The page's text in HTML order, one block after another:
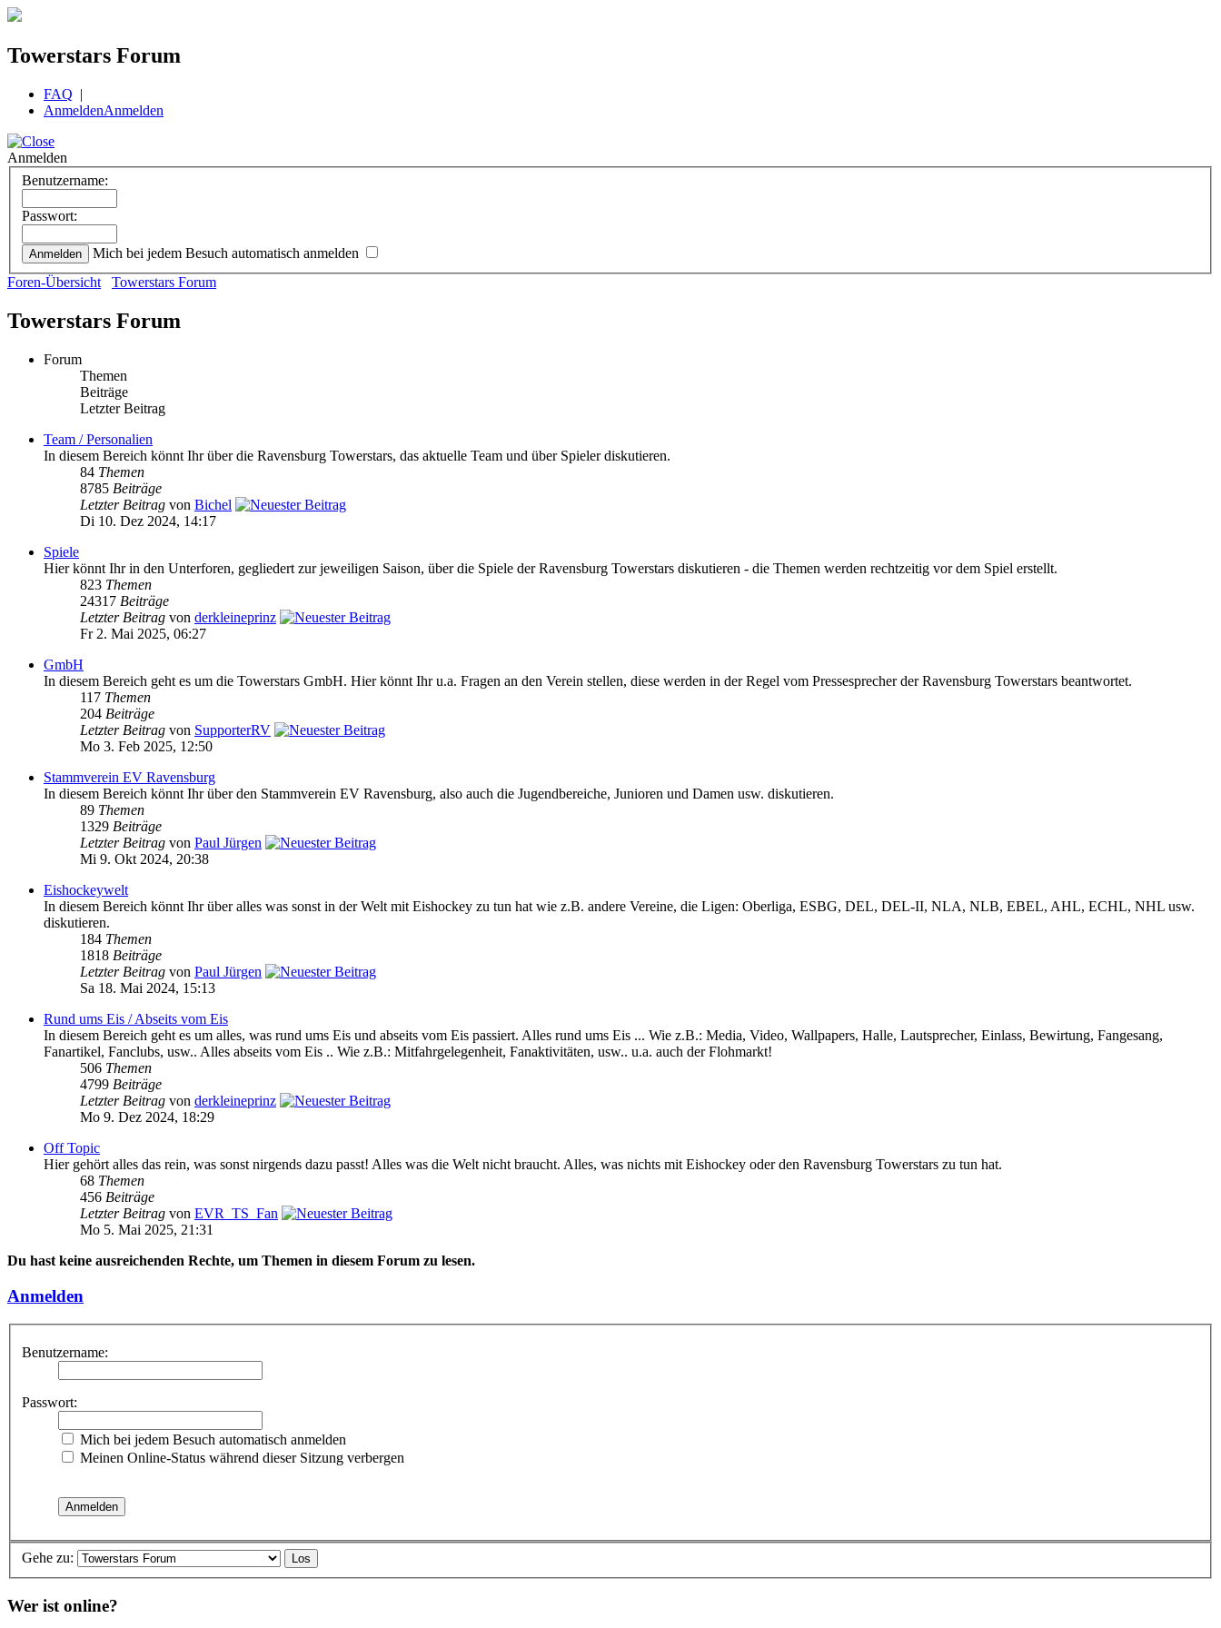
Towerstars Forum
FAQ |
AnmeldenAnmelden
Anmelden
Benutzername:
Passwort:
Mich bei jedem Besuch automatisch anmelden
Foren-Übersicht
Towerstars Forum
Towerstars Forum
Forum
Themen
Beiträge
Letzter Beitrag
Team / Personalien
In diesem Bereich könnt Ihr über die Ravensburg Towerstars, das aktuelle Team und über Spieler diskutieren.
84 Themen
8785 Beiträge
Letzter Beitrag von Bichel
Di 10. Dez 2024, 14:17
Spiele
Hier könnt Ihr in den Unterforen, gegliedert zur jeweiligen Saison, über die Spiele der Ravensburg Towerstars diskutieren - die Themen werden rechtzeitig vor dem Spiel erstellt.
823 Themen
24317 Beiträge
Letzter Beitrag von derkleineprinz
Fr 2. Mai 2025, 06:27
GmbH
In diesem Bereich geht es um die Towerstars GmbH. Hier könnt Ihr u.a. Fragen an den Verein stellen, diese werden in der Regel vom Pressesprecher der Ravensburg Towerstars beantwortet.
117 Themen
204 Beiträge
Letzter Beitrag von SupporterRV
Mo 3. Feb 2025, 12:50
Stammverein EV Ravensburg
In diesem Bereich könnt Ihr über den Stammverein EV Ravensburg, also auch die Jugendbereiche, Junioren und Damen usw. diskutieren.
89 Themen
1329 Beiträge
Letzter Beitrag von Paul Jürgen
Mi 9. Okt 2024, 20:38
Eishockeywelt
In diesem Bereich könnt Ihr über alles was sonst in der Welt mit Eishockey zu tun hat wie z.B. andere Vereine, die Ligen: Oberliga, ESBG, DEL, DEL-II, NLA, NLB, EBEL, AHL, ECHL, NHL usw.
diskutieren.
184 Themen
1818 Beiträge
Letzter Beitrag von Paul Jürgen
Sa 18. Mai 2024, 15:13
Rund ums Eis / Abseits vom Eis
In diesem Bereich geht es um alles, was rund ums Eis und abseits vom Eis passiert. Alles rund ums Eis ... Wie z.B.: Media, Video, Wallpapers, Halle, Lautsprecher, Einlass, Bewirtung, Fangesang,
Fanartikel, Fanclubs, usw.. Alles abseits vom Eis .. Wie z.B.: Mitfahrgelegenheit, Fanaktivitäten, usw.. u.a. auch der Flohmarkt!
506 Themen
4799 Beiträge
Letzter Beitrag von derkleineprinz
Mo 9. Dez 2024, 18:29
Off Topic
Hier gehört alles das rein, was sonst nirgends dazu passt! Alles was die Welt nicht braucht. Alles, was nichts mit Eishockey oder den Ravensburg Towerstars zu tun hat.
68 Themen
456 Beiträge
Letzter Beitrag von EVR_TS_Fan
Mo 5. Mai 2025, 21:31
Du hast keine ausreichenden Rechte, um Themen in diesem Forum zu lesen.
Anmelden
Benutzername:
Passwort:
Mich bei jedem Besuch automatisch anmelden
Meinen Online-Status während dieser Sitzung verbergen
Gehe zu:
Wer ist online?